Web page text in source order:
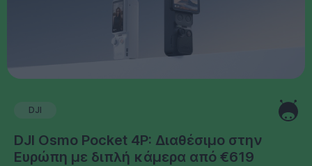
DJI
DJI Osmo Pocket 4P: Διαθέσιμο στην
Ευρώπη με διπλή κάμερα από €619